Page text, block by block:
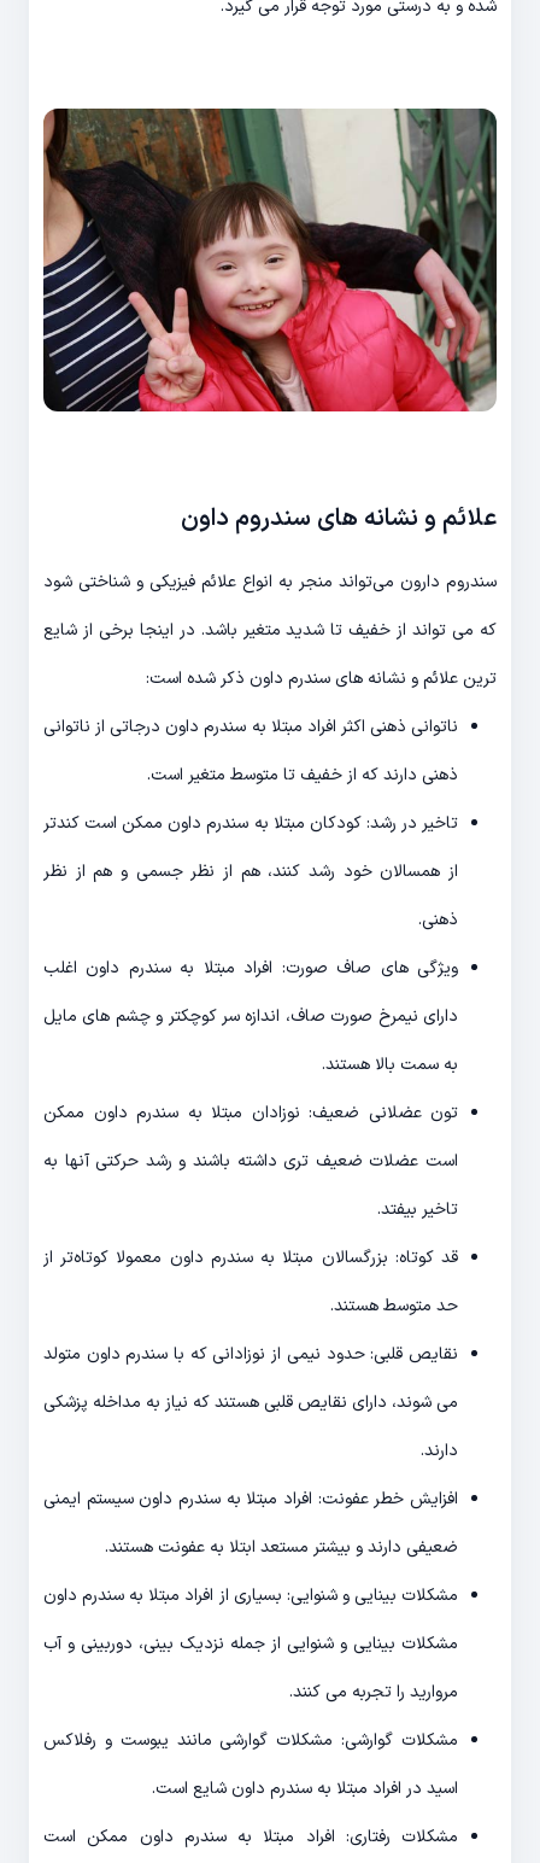
شده و به درستی مورد توجه قرار می گیرد.
علائم و نشانه های سندروم داون
سندروم دارون می‌تواند منجر به انواع علائم فیزیکی و شناختی شود
که می تواند از خفیف تا شدید متغیر باشد. در اینجا برخی از شایع
ترین علائم و نشانه های سندرم داون ذکر شده است:
ناتوانی ذهنی اکثر افراد مبتلا به سندرم داون درجاتی از ناتوانی
ذهنی دارند که از خفیف تا متوسط متغیر است.
تاخیر در رشد: کودکان مبتلا به سندرم داون ممکن است کندتر
از همسالان خود رشد کنند، هم از نظر جسمی و هم از نظر
ذهنی.
ویژگی های صاف صورت: افراد مبتلا به سندرم داون اغلب
دارای نیمرخ صورت صاف، اندازه سر کوچکتر و چشم های مایل
به سمت بالا هستند.
تون عضلانی ضعیف: نوزادان مبتلا به سندرم داون ممکن
است عضلات ضعیف تری داشته باشند و رشد حرکتی آنها به
تاخیر بیفتد.
قد کوتاه: بزرگسالان مبتلا به سندرم داون معمولا کوتاه‌تر از
حد متوسط هستند.
نقایص قلبی: حدود نیمی از نوزادانی که با سندرم داون متولد
می شوند، دارای نقایص قلبی هستند که نیاز به مداخله پزشکی
دارند.
افزایش خطر عفونت: افراد مبتلا به سندرم داون سیستم ایمنی
ضعیفی دارند و بیشتر مستعد ابتلا به عفونت هستند.
مشکلات بینایی و شنوایی: بسیاری از افراد مبتلا به سندرم داون
مشکلات بینایی و شنوایی از جمله نزدیک بینی، دوربینی و آب
مروارید را تجربه می کنند.
مشکلات گوارشی: مشکلات گوارشی مانند یبوست و رفلاکس
اسید در افراد مبتلا به سندرم داون شایع است.
مشکلات رفتاری: افراد مبتلا به سندرم داون ممکن است